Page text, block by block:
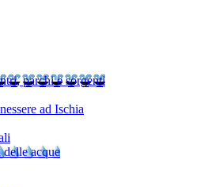
parchi e sorgenti
ad Ischia
delle acque